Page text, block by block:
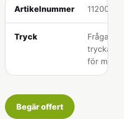
Artikelnummer 112005
Tryck
Fråga
för
Begär offert